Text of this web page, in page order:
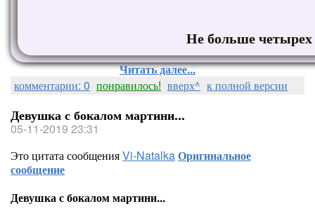
Не больше
Читать далее...
комментарии: 0 понравилось! вверх^ к полной версии
Девушка с бокалом мартини...
05-11-2019 23:31
Это цитата сообщенияVi-NatalkaОригинальное
сообщение
Девушка с бокалом мартини...